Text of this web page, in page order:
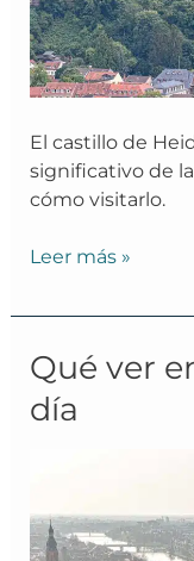
El castillo de
significativo de
cómo visitarlo.
Leer más »
Qué ver
día
Qué
ver
en
día